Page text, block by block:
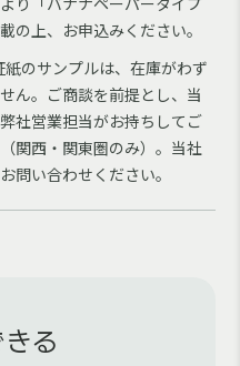
の上、お申込みください。
紙のサンプルは、在庫がわず
ん。ご商談を前提とし、当
社営業担当がお持ちしてご
関西・関東圏のみ）。当社
問い合わせください。
る